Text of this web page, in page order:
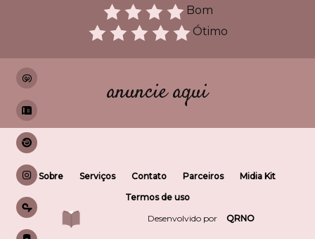
Bom
Ótimo
anuncie aqui
Sobre Serviços Contato Parceiros
Midia Kit
Termos de uso
Desenvolvido por
QRNO